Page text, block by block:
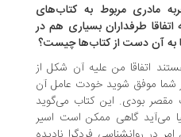
مربوط به کتاب‌های
بسیاری هم در
دست از کتاب‌ها چیست؟
من علیه آن شکل از
موفق شوید خودت عامل آن
این کتاب می‌گوید
گاهی ممکن است اسیر